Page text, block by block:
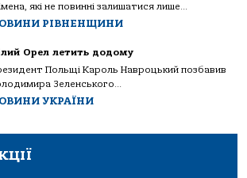
які не повинні залишатися лише...
РІВНЕНЩИНИ
Орел летить додому
Польщі Кароль Навроцький позбавив
Зеленського...
УКРАЇНИ